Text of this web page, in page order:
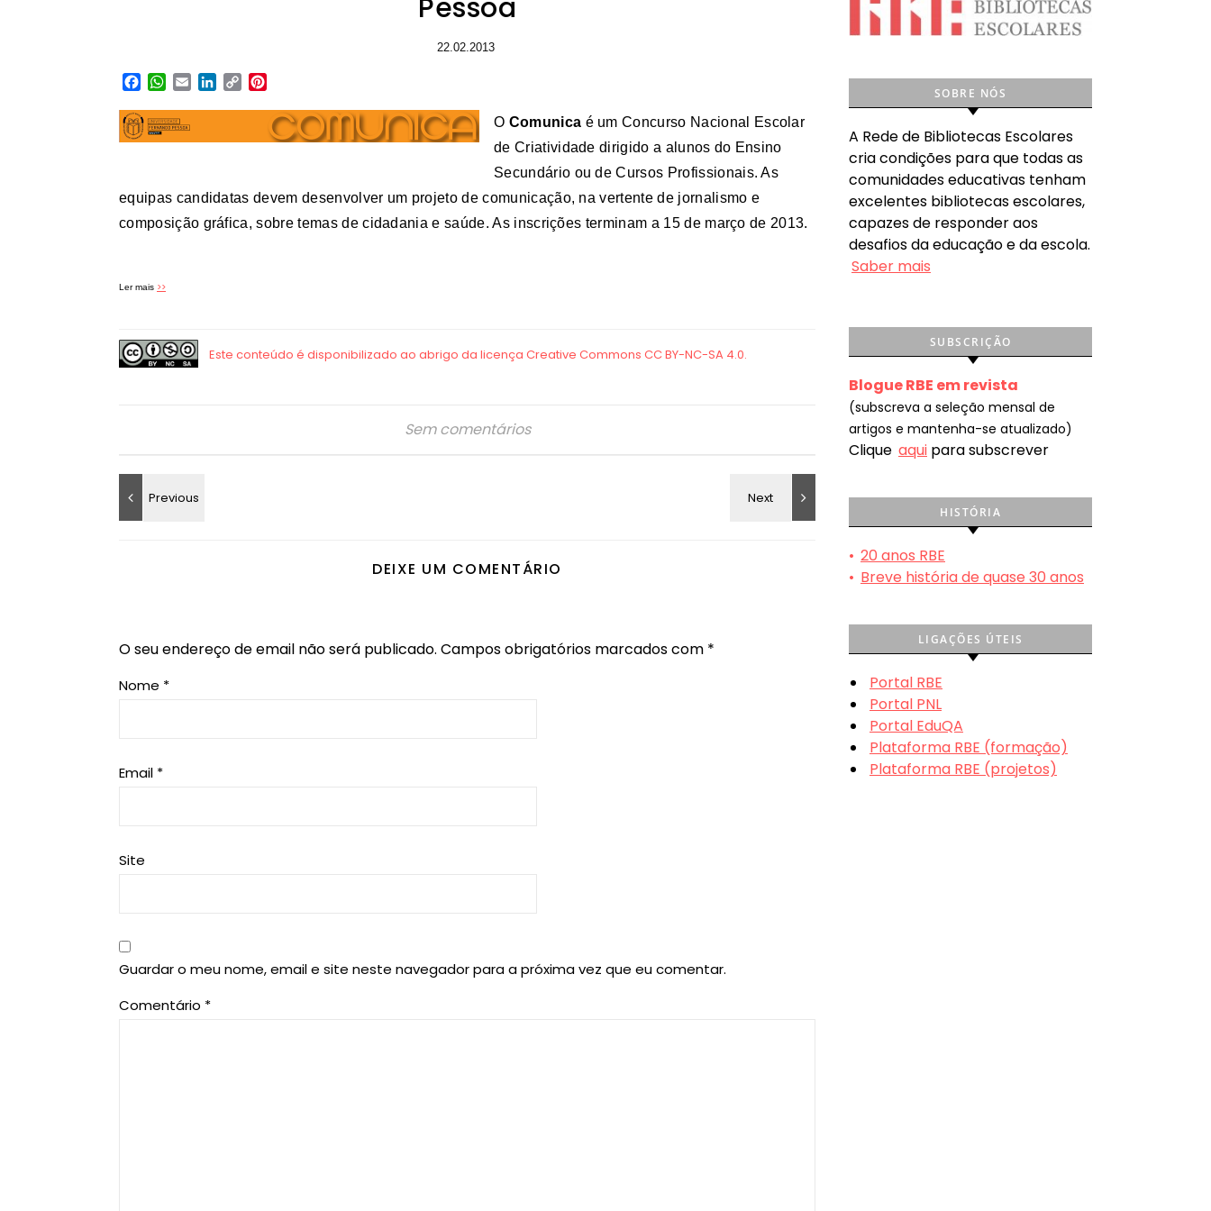
Pessoa
22.02.2013
Facebook
WhatsApp
EmailLinkedIn
Copy
O Comunica é um Concurso Nacional Escolar
de Criatividade dirigido a alunos do Ensino
Secundário ou de Cursos Profissionais. As
equipas candidatas devem desenvolver um projeto de comunicação, na vertente de jornalismo e
composição gráfica, sobre temas de cidadania e saúde. As inscrições terminam a 15 de março de 2013.
Ler mais >>
Sem comentários
DEIXE UM COMENTÁRIO
O seu endereço de email não será publicado. Campos obrigatórios marcados com *
Nome *
Email *
Site
Guardar o meu nome, email e site neste navegador para a próxima vez que eu comentar.
Comentário *
SOBRE NÓS
A Rede de Bibliotecas Escolares
cria condições para que todas as
comunidades educativas tenham
excelentes bibliotecas escolares,
capazes de responder aos
desafios da educação e da escola.
Saber mais
SUBSCRIÇÃO
Blogue RBE em revista
(subscreva a seleção mensal de
artigos e mantenha-se atualizado)
Clique aqui para subscrever
HISTÓRIA
• 20 anos RBE
• Breve história de quase 30 anos
LIGAÇÕES ÚTEIS
Portal RBE
Portal PNL
Portal EduQA
Plataforma RBE (formação)
Plataforma RBE (projetos)